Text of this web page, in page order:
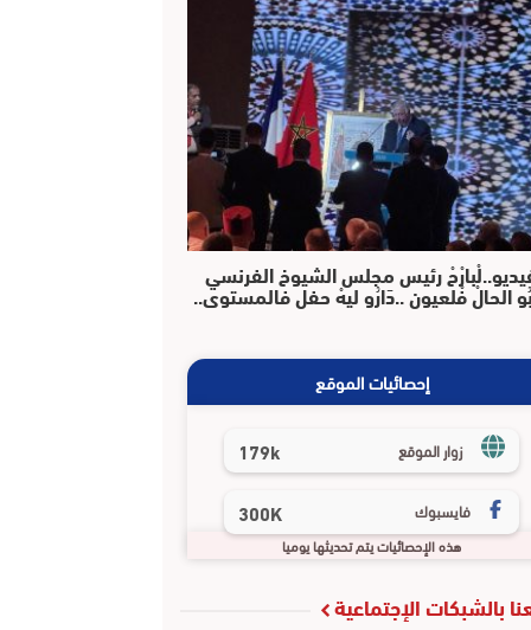
رئيس مجلس الشيوخ الفرنسي
الحالْ فْلعيون ..دَارُو ليهْ حفل فالمستوى..
إحصائيات الموقع
زوار الموقع 179k
فايسبوك 300K
هذه الإحصائيات يتم تحديثها يوميا
بالشبكات الإجتماعية